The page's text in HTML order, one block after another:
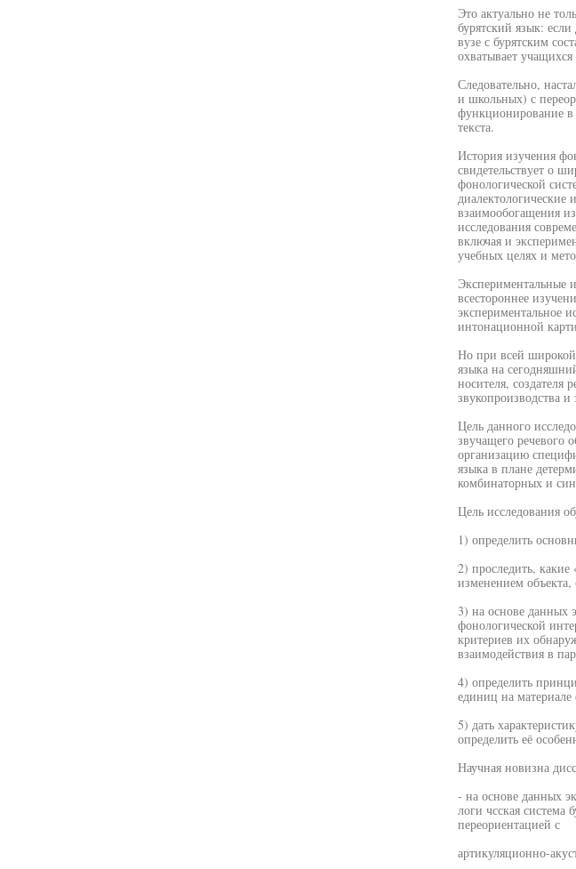
Это актуально не
бурятский язык:
вузе с бурятским
охватывает
Следовательно,
и школьных) с
функционирование
текста.
История изучения
свидетельствует о
фонологической
диалектологические
взаимообогащения
исследования
включая и
учебных целях и
Экспериментальные
всестороннее
экспериментальное
интонационной
Но при всей широкой
языка на
носителя, создателя
звукопроизводства и
Цель данного
звучащего речевого
организацию
языка в плане
комбинаторных и
Цель исследования
1) определить
2) проследить, какие
изменением
3) на основе данных
фонологической
критериев их
взаимодействия в
4) определить
единиц на материале
5) дать
определить её
Научная новизна
- на основе данных
логи чсская система
переориентацией с
артикуляционно-